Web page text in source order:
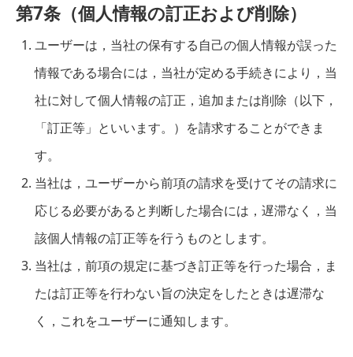
第7条（個人情報の訂正および削除）
ユーザーは，当社の保有する自己の個人情報が誤った
情報である場合には，当社が定める手続きにより，当
社に対して個人情報の訂正，追加または削除（以下，
「訂正等」といいます。）を請求することができま
す。
当社は，ユーザーから前項の請求を受けてその請求に
応じる必要があると判断した場合には，遅滞なく，当
該個人情報の訂正等を行うものとします。
当社は，前項の規定に基づき訂正等を行った場合，ま
たは訂正等を行わない旨の決定をしたときは遅滞な
く，これをユーザーに通知します。